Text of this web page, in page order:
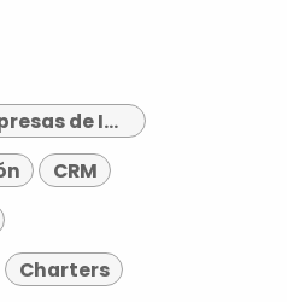
Gestión de Empresas de Impresión
CRM
Charters